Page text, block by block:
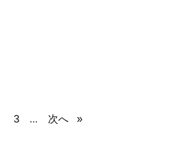
3 ... 次へ